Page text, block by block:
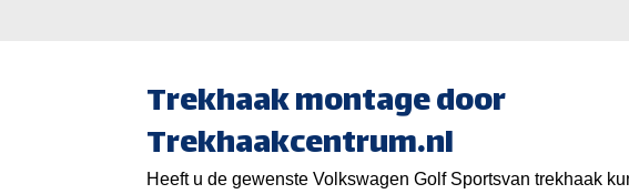
Trekhaak montage door
Trekhaakcentrum.nl
Heeft u de gewenste Volkswagen Golf Sportsvan trekhaak